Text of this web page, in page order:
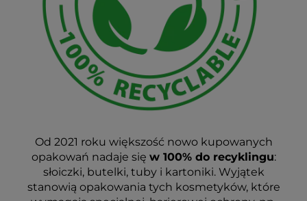
Od 2021 roku większość nowo kupowanych
opakowań nadaje się w 100% do recyklingu:
słoiczki, butelki, tuby i kartoniki. Wyjątek
stanowią opakowania tych kosmetyków, które